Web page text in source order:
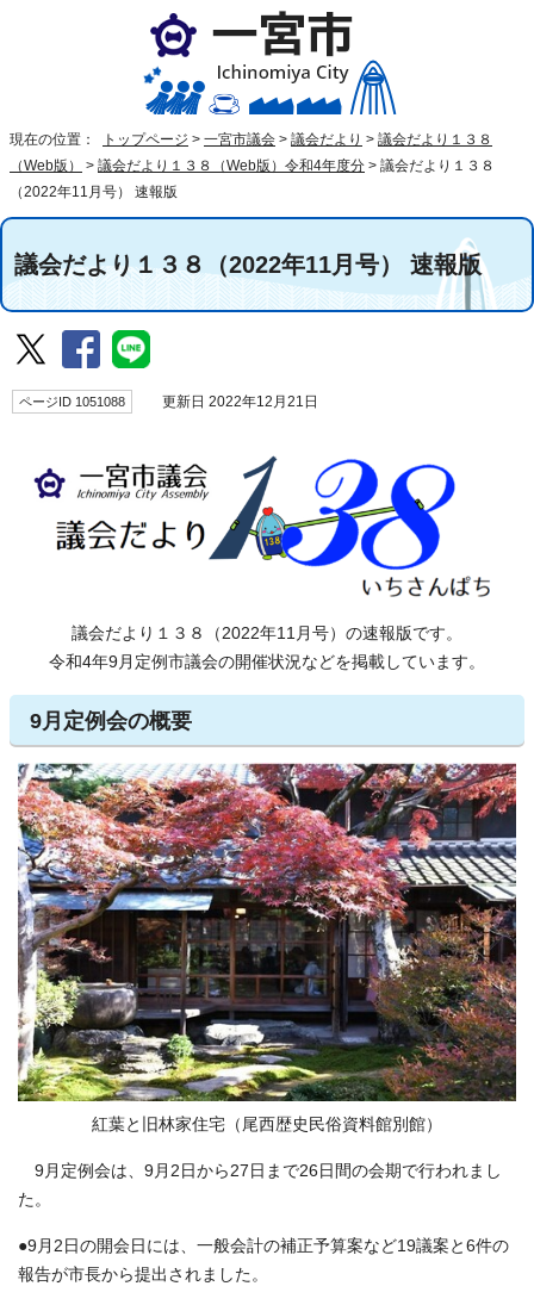
現在の位置： トップページ > 一宮市議会 > 議会だより > 議会だより１３８
（Web版）
> 議会だより１３８（Web版）令和4年度分 > 議会だより１３８
（2022年11月号） 速報版
議会だより１３８（2022年11月号） 速報版
ページID 1051088 更新日 2022年12月21日
議会だより１３８（2022年11月号）の速報版です。
令和4年9月定例市議会の開催状況などを掲載しています。
9月定例会の概要
紅葉と旧林家住宅（尾西歴史民俗資料館別館）
9月定例会は、9月2日から27日まで26日間の会期で行われまし
た。
●9月2日の開会日には、一般会計の補正予算案など19議案と6件の
報告が市長から提出されました。